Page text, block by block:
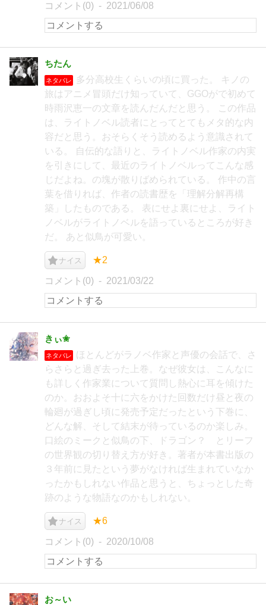
コメント(0) 2021/06/08
ちたん
ネタバレ
多分高校生くらいの頃に買った。 キノの
旅はアニメ冒頭だけ知っていて、GGOがで初めて
時雨沢恵一の文章を読んだんだと思う。 この作品
は、ライトノベル読者にとってとてもメタ的な内
容だと思う。おそらくそう読めるよう意識されて
いる。 自伝的な語りと、ライトノベル作家の内実
を引きにして、最近のライトノベルってこんな感
じだよね。の塊が散りばめられている。 作中の言
葉を借りれば、作者の読書歴を「理解分解再構
築」したものである。 表にせよ裏にせよ、ライト
ノベルがライトノベルを語っているところが好き
だ。 あと似鳥が可愛い。
ナイス ★2
コメント(0) 2021/03/22
きぃ✬
ネタバレ
ほとんどがラノベ作家と声優の会話で、さ
らさらと過ぎ去った上巻。なぜ彼女は、こんなに
も詳しく作家業について質問し熱心に耳を傾けた
のか。おおよそ十に六をかけた回数だけ昼と夜の
輪廻が過ぎし頃に発売予定だったという下巻に、
どんな解、そして結末が待っているのか楽しみ。
口絵のミークと似鳥の下、ドラゴン？ とリーフ
の世界観の切り替え方が好き。著者が本書出版の
３年前に見たという夢がなければ生まれていなか
ったかもしれない作品と思うと、ちょっとした奇
跡のような物語なのかもしれない。
ナイス ★6
コメント(0) 2020/10/08
お～い